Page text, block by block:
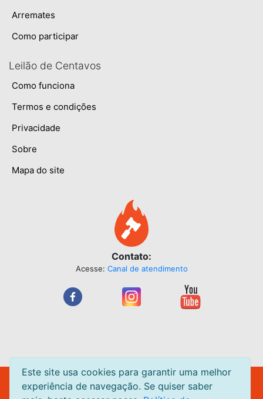
Arremates
Como participar
Leilão de Centavos
Como funciona
Termos e condições
Privacidade
Sobre
Mapa do site
Contato:
Acesse: Canal de atendimento
Leilão Quente Site de Leilão de Centavos. Leilões acontecendo
diariamente.
Este site usa cookies para garantir uma melhor
experiência de navegação. Se quiser saber